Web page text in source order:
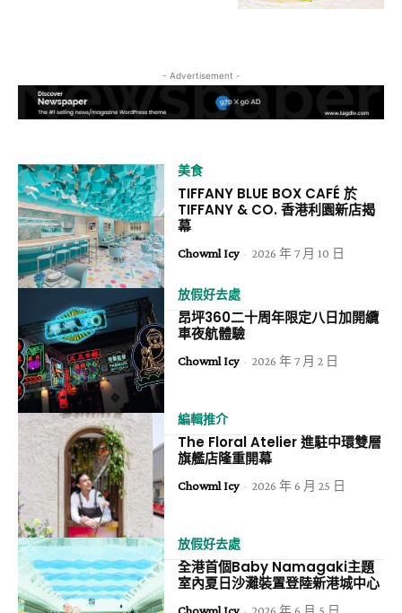
- Advertisement -
美食
TIFFANY BLUE BOX CAFÉ 於
TIFFANY & CO. 香港利園新店揭
幕
Chowml Icy - 2026 年 7 月 10 日
放假好去處
昂坪360二十周年限定八日加開纜
車夜航體驗
Chowml Icy - 2026 年 7 月 2 日
編輯推介
The Floral Atelier 進駐中環雙層
旗艦店隆重開幕
Chowml Icy - 2026 年 6 月 25 日
放假好去處
全港首個Baby Namagaki主題
室內夏日沙灘裝置登陸新港城中心
Chowml Icy - 2026 年 6 月 5 日